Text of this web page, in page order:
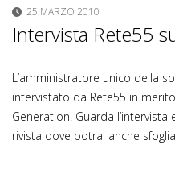
25 MARZO 2010
Intervista Rete55
L’amministratore unico della
intervistato da Rete55 in
Generation. Guarda l’intervista
rivista dove potrai anche